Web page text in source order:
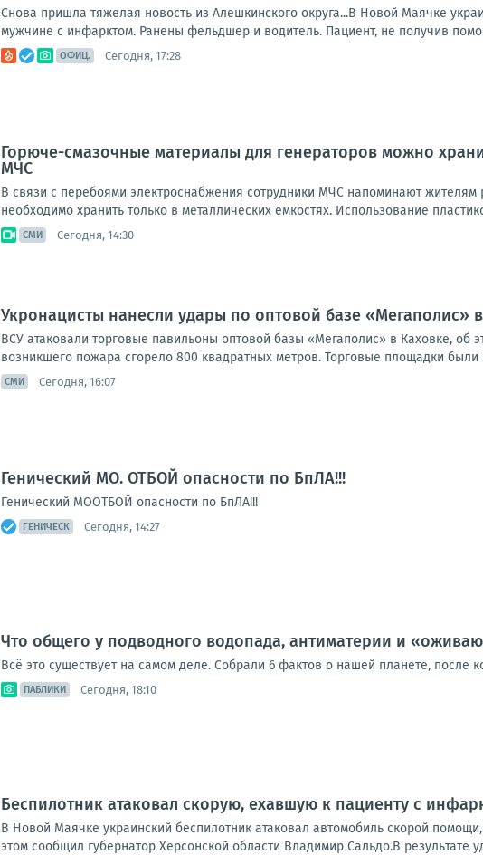
Снова пришла тяжелая новость из Алешкинского округа...В Новой Маячке
мужчине с инфарктом. Ранены фельдшер и водитель. Пациент, не получив
ОФИЦ. Сегодня, 17:28
Горюче-смазочные материалы для генераторов можно
МЧС
В связи с перебоями электроснабжения сотрудники МЧС напоминают
необходимо хранить только в металлических емкостях. Использование
СМИ Сегодня, 14:30
Укронацисты нанесли удары по оптовой базе «Мегаполис»
ВСУ атаковали торговые павильоны оптовой базы «Мегаполис» в Каховке, об
возникшего пожара сгорело 800 квадратных метров. Торговые площадки
СМИ Сегодня, 16:07
Генический МО. ОТБОЙ опасности по БпЛА!!!
Генический МООТБОЙ опасности по БпЛА!!!
ГЕНИЧЕСК Сегодня, 14:27
Что общего у подводного водопада, антиматерии и
Всё это существует на самом деле. Собрали 6 фактов о нашей планете, после
ПАБЛИКИ Сегодня, 18:10
Беспилотник атаковал скорую, ехавшую к пациенту с
В Новой Маячке украинский беспилотник атаковал автомобиль скорой
этом сообщил губернатор Херсонской области Владимир Сальдо.В результате